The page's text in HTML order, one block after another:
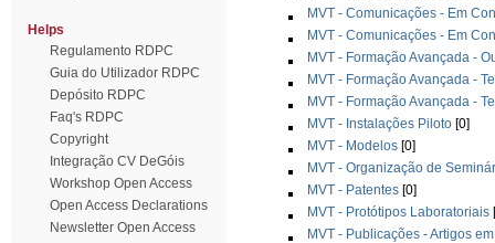
Helps
Regulamento RDPC
Guia do Utilizador RDPC
Depósito RDPC
Faq's RDPC
Copyright
Integração CV DeGóis
Workshop Open Access
Open Access Declarations
Newsletter Open Access
MVT - Comunicações - Em
MVT - Comunicações - Em
MVT - Formação Avançada -
MVT - Formação Avançada -
MVT - Formação Avançada -
MVT - Instalações Piloto [0]
MVT - Modelos [0]
MVT - Organização de
MVT - Patentes [0]
MVT - Protótipos Laboratoriais
MVT - Publicações - Artigos